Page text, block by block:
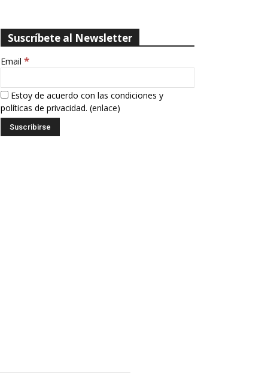
Suscríbete al Newsletter
Email *
Estoy de acuerdo con las condiciones y
políticas de privacidad. (enlace)